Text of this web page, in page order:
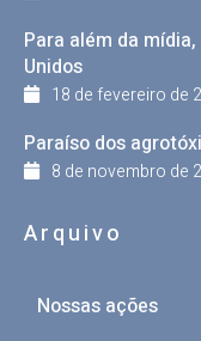
Para além da
Unidos
18 de fevereiro de
Paraíso dos
8 de novembro de
Arquivo
Nossas ações